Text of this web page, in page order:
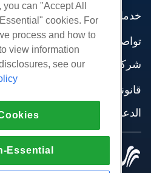
استضافة الموقع
استضافة الأعمال
موزع استضافة
موزع العلامة البيضاء
إدارة لينكس VPS
لينكس غير المدارة VPS
نوافذ غير مُدارة VPS
خوادم السحابة
موازن التحميل
تخزين الكتلة
خدمات
هجرات الموقع
تواصل اجتماعي
وثائق المنتج
دروس
مدونة
شركة
اتصل بنا
مراكز البيانات
إنضم لبرنامج
قانوني
شروط الخدمة
تطبيق القانون
اتفاقية الشراكة
الدعم
الدردشة الحية معنا
افتح تذكرة الدعم
مراسلتنا على البريد الاليكتروني
can "Accept All
cookies. For
process and how to
view information
see our
Essential